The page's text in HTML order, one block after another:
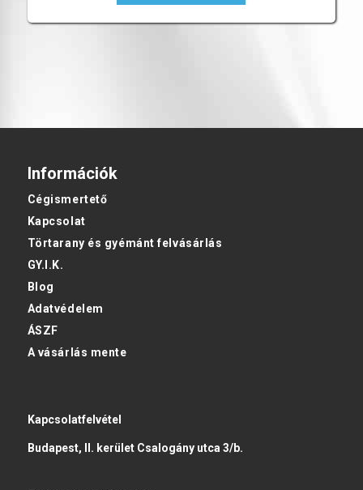
Információk
Cégismertető
Kapcsolat
Törtarany és gyémánt felvásárlás
GY.I.K.
Blog
Adatvédelem
ÁSZF
A vásárlás mente
Kapcsolatfelvétel
Budapest, II. kerület Csalogány utca 3/b.